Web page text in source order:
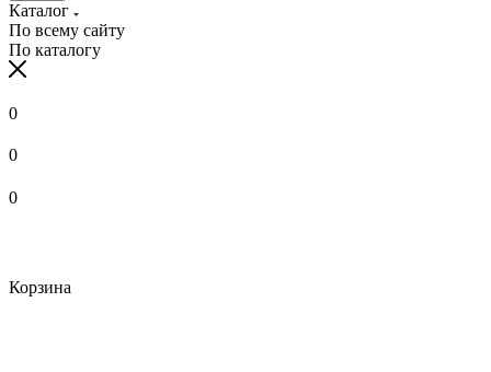
Каталог
По всему сайту
По каталогу
0
0
0
Корзина